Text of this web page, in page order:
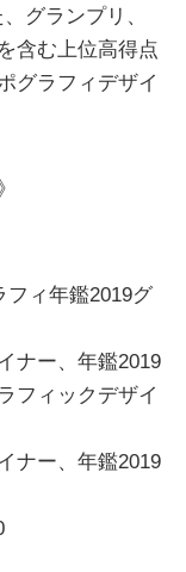
グランプリ、
含む上位高得点
グラフィデザイ
ィ年鑑2019グ
ナー、年鑑2019
フィックデザイ
ナー、年鑑2019